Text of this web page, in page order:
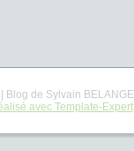
Blog de Sylvain
avec Template-Expert